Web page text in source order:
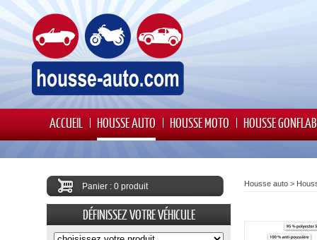
ACCUEIL HOUSSE AUTO HOUSSE MOTO HOUSSE
Housse auto >
Panier : 0 produit
DÉFINISSEZ VOTRE VÉHICULE